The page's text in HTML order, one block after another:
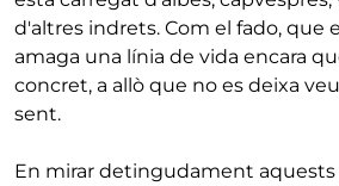
d'altres indrets. Com el fado, que
amaga una línia de vida encara
concret, a allò que no es deixa
sent.
En mirar detingudament aquests